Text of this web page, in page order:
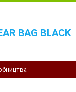
BAG BLACK